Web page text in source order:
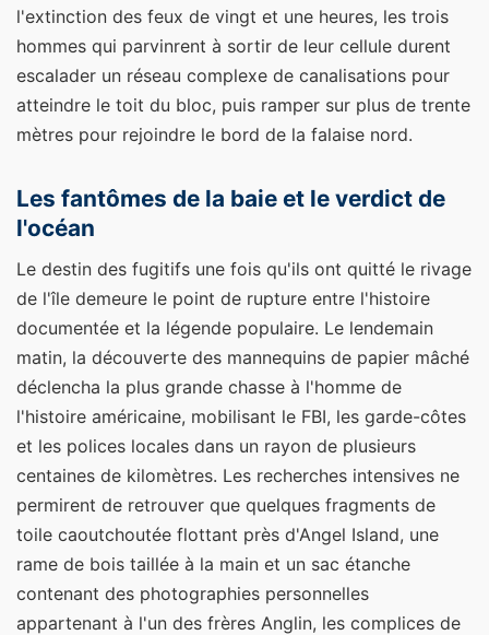
l'extinction des feux de vingt et une heures, les trois
hommes qui parvinrent à sortir de leur cellule durent
escalader un réseau complexe de canalisations pour
atteindre le toit du bloc, puis ramper sur plus de trente
mètres pour rejoindre le bord de la falaise nord.
Les fantômes de la baie et le verdict de
l'océan
Le destin des fugitifs une fois qu'ils ont quitté le rivage
de l'île demeure le point de rupture entre l'histoire
documentée et la légende populaire. Le lendemain
matin, la découverte des mannequins de papier mâché
déclencha la plus grande chasse à l'homme de
l'histoire américaine, mobilisant le FBI, les garde-côtes
et les polices locales dans un rayon de plusieurs
centaines de kilomètres. Les recherches intensives ne
permirent de retrouver que quelques fragments de
toile caoutchoutée flottant près d'Angel Island, une
rame de bois taillée à la main et un sac étanche
contenant des photographies personnelles
appartenant à l'un des frères Anglin, les complices de